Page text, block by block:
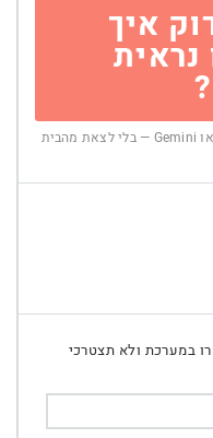
איך
במערכת ולא תצטרכי